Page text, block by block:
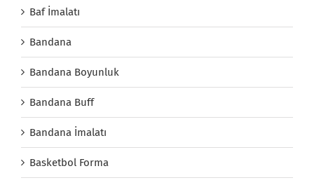
Baf İmalatı
Bandana
Bandana Boyunluk
Bandana Buff
Bandana İmalatı
Basketbol Forma